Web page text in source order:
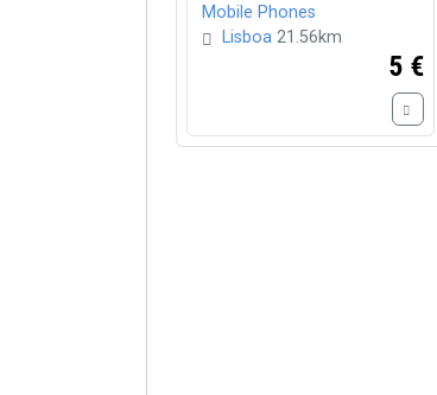
Mobile Phones
Lisboa 21.56km
5 €